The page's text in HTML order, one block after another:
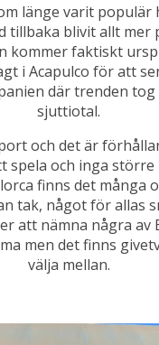
länge varit populär
tillbaka blivit allt mer
kommer faktiskt
i Acapulco för att
där trenden
sjuttiotal.
och det är
spela och inga
finns det många
tak, något för allas
att nämna några av
men det finns
välja mellan.